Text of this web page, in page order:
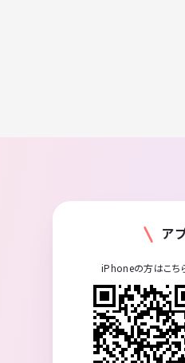
ア
iPhoneの方はこち